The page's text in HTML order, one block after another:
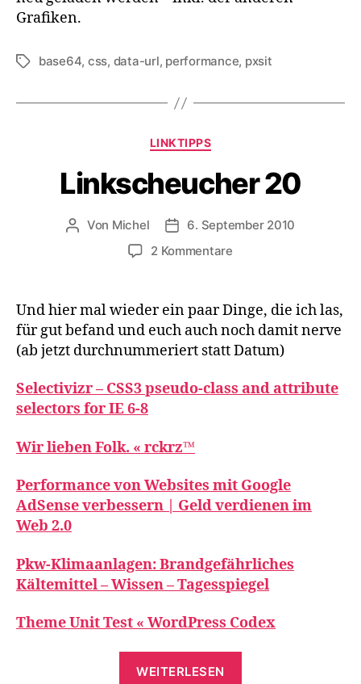
Grafiken.
Schlagwörter
base64, css, data-url, performance, pxsit
Kategorien
LINKTIPPS
Linkscheucher 20
Beitragsautor
Von Michel Veröffentlichungsdatum
6. September 2010
2 Kommentarezu
Und hier mal wieder ein paar Dinge, die ich las,
für gut befand und euch auch noch damit nerve
(ab jetzt durchnummeriert statt Datum)
Selectivizr – CSS3 pseudo-class and attribute
selectors for IE 6-8
Wir lieben Folk. « rckrz™
Performance von Websites mit Google
AdSense verbessern | Geld verdienen im
Web 2.0
Pkw-Klimaanlagen: Brandgefährliches
Kältemittel – Wissen – Tagesspiegel
Theme Unit Test « WordPress Codex
WEITERLESEN